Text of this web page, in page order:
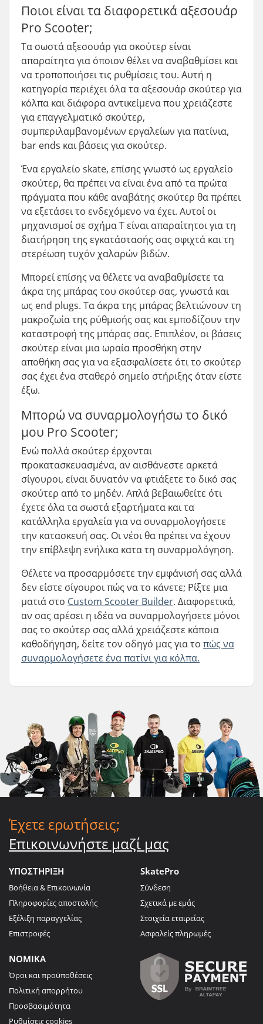
Ποιοι είναι τα διαφορετικά αξεσουάρ
Pro Scooter;
Τα σωστά αξεσουάρ για σκούτερ είναι
απαραίτητα για όποιον θέλει να αναβαθμίσει και
να τροποποιήσει τις ρυθμίσεις του. Αυτή η
κατηγορία περιέχει όλα τα αξεσουάρ σκούτερ για
κόλπα και διάφορα αντικείμενα που χρειάζεστε
για επαγγελματικό σκούτερ,
συμπεριλαμβανομένων εργαλείων για πατίνια,
bar ends και βάσεις για σκούτερ.
Ένα εργαλείο skate, επίσης γνωστό ως εργαλείο
σκούτερ, θα πρέπει να είναι ένα από τα πρώτα
πράγματα που κάθε αναβάτης σκούτερ θα πρέπει
να εξετάσει το ενδεχόμενο να έχει. Αυτοί οι
μηχανισμοί σε σχήμα Τ είναι απαραίτητοι για τη
διατήρηση της εγκατάστασής σας σφιχτά και τη
στερέωση τυχόν χαλαρών βιδών.
Μπορεί επίσης να θέλετε να αναβαθμίσετε τα
άκρα της μπάρας του σκούτερ σας, γνωστά και
ως end plugs. Τα άκρα της μπάρας βελτιώνουν τη
μακροζωία της ρύθμισής σας και εμποδίζουν την
καταστροφή της μπάρας σας. Επιπλέον, οι βάσεις
σκούτερ είναι μια ωραία προσθήκη στην
αποθήκη σας για να εξασφαλίσετε ότι το σκούτερ
σας έχει ένα σταθερό σημείο στήριξης όταν είστε
έξω.
Μπορώ να συναρμολογήσω το δικό
μου Pro Scooter;
Ενώ πολλά σκούτερ έρχονται
προκατασκευασμένα, αν αισθάνεστε αρκετά
σίγουροι, είναι δυνατόν να φτιάξετε το δικό σας
σκούτερ από το μηδέν. Απλά βεβαιωθείτε ότι
έχετε όλα τα σωστά εξαρτήματα και τα
κατάλληλα εργαλεία για να συναρμολογήσετε
την κατασκευή σας. Οι νέοι θα πρέπει να έχουν
την επίβλεψη ενήλικα κατα τη συναρμολόγηση.
Θέλετε να προσαρμόσετε την εμφάνισή σας αλλά
δεν είστε σίγουροι πώς να το κάνετε; Ρίξτε μια
ματιά στο Custom Scooter Builder. Διαφορετικά,
αν σας αρέσει η ιδέα να συναρμολογήσετε μόνοι
σας το σκούτερ σας αλλά χρειάζεστε κάποια
καθοδήγηση, δείτε τον οδηγό μας για το πώς να
συναρμολογήσετε ένα πατίνι για κόλπα.
Έχετε ερωτήσεις;
Επικοινωνήστε μαζί μας
ΥΠΟΣΤΗΡΙΞΗ
Βοήθεια & Επικοινωνία
Πληροφορίες αποστολής
Εξέλιξη παραγγελίας
Επιστροφές
SkatePro
Σύνδεση
Σχετικά με εμάς
Στοιχεία εταιρείας
Ασφαλείς πληρωμές
ΝΟΜΙΚΑ
Όροι και προϋποθέσεις
Πολιτική απορρήτου
Προσβασιμότητα
Ρυθμίσεις cookies